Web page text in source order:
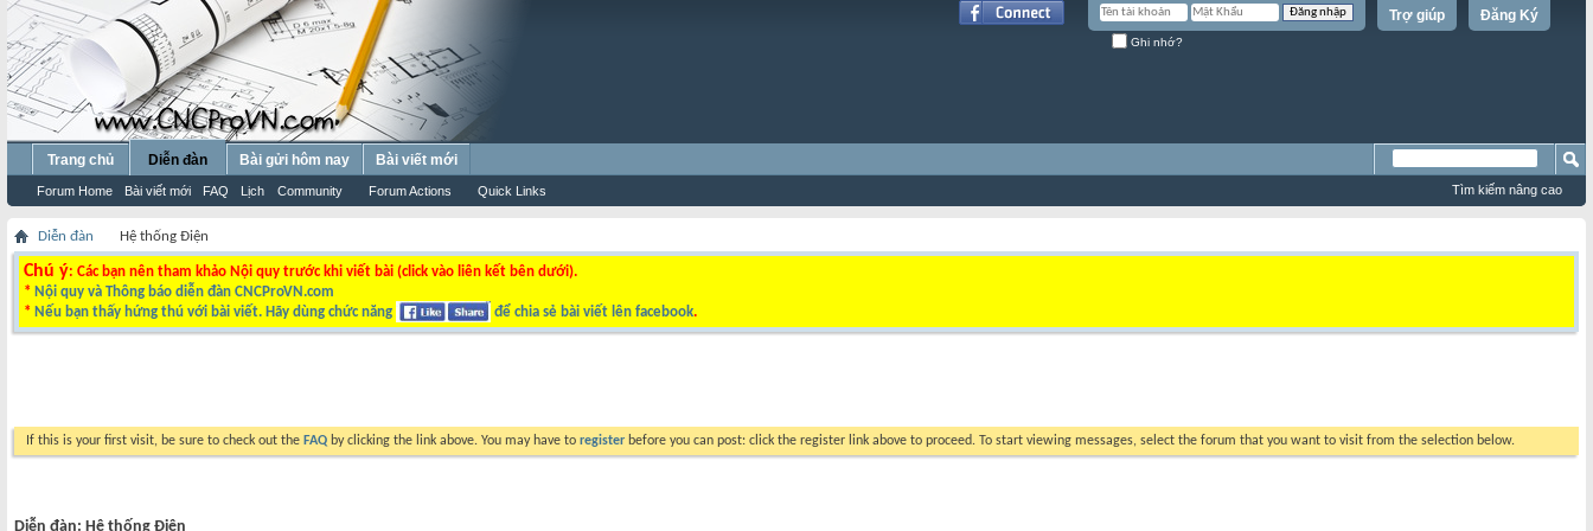
Đăng Ký
Trợ giúp
Ghi nhớ?
Trang chủ Diễn đàn
Forum Home Bài viết mới FAQ Lịch Community Forum Actions Quick Links
Bài gửi hôm nay Bài viết mới
Tìm kiếm nâng cao
Diễn đàn Hệ thống Điện
Chú ý: Các bạn nên tham khảo Nội quy trước khi viết bài (click vào liên kết bên dưới).
* Nội quy và Thông báo diễn đàn CNCProVN.com
* Nếu bạn thấy hứng thú với bài viết. Hãy dùng chức năng để chia sẻ bài viết lên facebook.
If this is your first visit, be sure to check out the FAQ by clicking the link above. You may have to register before you can post: click the register link above to proceed. To start viewing messages, select the forum that you want to visit from the selection below.
Diễn đàn: Hệ thống Điện